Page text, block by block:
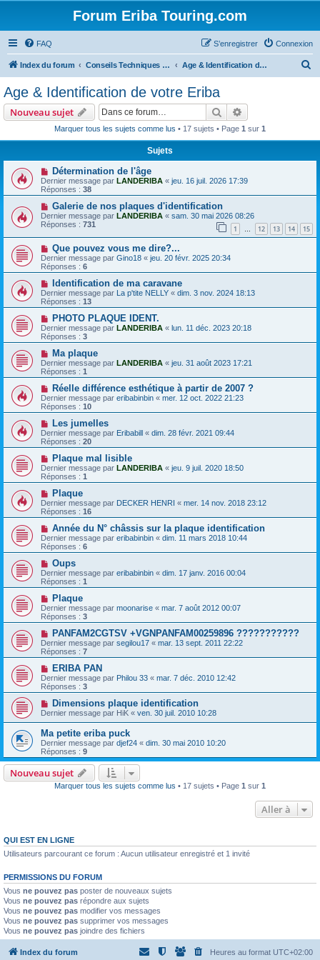
Forum Eriba Touring.com
FAQ Connexion
S’enregistrer
Index du forum Conseils Techniques Accessoires & Modifications Age & Identification de votre Eriba
Age & Identification de votre Eriba
Nouveau sujet Rechercher
Marquer tous les sujets comme lus • 17 sujets • Page 1 sur 1
Sujets
Détermination de l'âge
Dernier message par LANDERIBA « jeu. 16 juil. 2026 17:39
Réponses : 38
Galerie de nos plaques d'identification
Dernier message par LANDERIBA « sam. 30 mai 2026 08:26
Réponses : 731 1 … 12 13 14 15
Que pouvez vous me dire?...
Dernier message par Gino18 « jeu. 20 févr. 2025 20:34
Réponses : 6
Identification de ma caravane
Dernier message par La p'tite NELLY « dim. 3 nov. 2024 18:13
Réponses : 13
PHOTO PLAQUE IDENT.
Dernier message par LANDERIBA « lun. 11 déc. 2023 20:18
Réponses : 3
Ma plaque
Dernier message par LANDERIBA « jeu. 31 août 2023 17:21
Réponses : 1
Réelle différence esthétique à partir de 2007 ?
Dernier message par eribabinbin « mer. 12 oct. 2022 21:23
Réponses : 10
Les jumelles
Dernier message par Eribabill « dim. 28 févr. 2021 09:44
Réponses : 20
Plaque mal lisible
Dernier message par LANDERIBA « jeu. 9 juil. 2020 18:50
Réponses : 1
Plaque
Dernier message par DECKER HENRI « mer. 14 nov. 2018 23:12
Réponses : 16
Année du N° châssis sur la plaque identification
Dernier message par eribabinbin « dim. 11 mars 2018 10:44
Réponses : 6
Oups
Dernier message par eribabinbin « dim. 17 janv. 2016 00:04
Réponses : 1
Plaque
Dernier message par moonarise « mar. 7 août 2012 00:07
Réponses : 3
PANFAM2CGTSV +VGNPANFAM00259896 ???????????
Dernier message par segilou17 « mar. 13 sept. 2011 22:22
Réponses : 7
ERIBA PAN
Dernier message par Philou 33 « mar. 7 déc. 2010 12:42
Réponses : 3
Dimensions plaque identification
Dernier message par HiK « ven. 30 juil. 2010 10:28
Ma petite eriba puck
Dernier message par djef24 « dim. 30 mai 2010 10:20
Réponses : 9
Nouveau sujet
Marquer tous les sujets comme lus • 17 sujets • Page 1 sur 1
Aller à
QUI EST EN LIGNE
Utilisateurs parcourant ce forum : Aucun utilisateur enregistré et 1 invité
PERMISSIONS DU FORUM
Vous ne pouvez pas poster de nouveaux sujets
Vous ne pouvez pas répondre aux sujets
Vous ne pouvez pas modifier vos messages
Vous ne pouvez pas supprimer vos messages
Vous ne pouvez pas joindre des fichiers
Index du forum Heures au format UTC+02:00